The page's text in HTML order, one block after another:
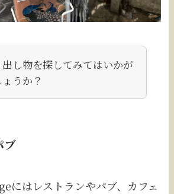
し物を探してみてはいかが
うか？
ブ
にはレストランやパブ、カフェ